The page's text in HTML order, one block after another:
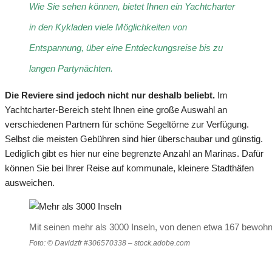
Wie Sie sehen können, bietet Ihnen ein Yachtcharter
in den Kykladen viele Möglichkeiten von
Entspannung, über eine Entdeckungsreise bis zu
langen Partynächten.
Die Reviere sind jedoch nicht nur deshalb beliebt. Im
Yachtcharter-Bereich steht Ihnen eine große Auswahl an
verschiedenen Partnern für schöne Segeltörne zur Verfügung.
Selbst die meisten Gebühren sind hier überschaubar und günstig.
Lediglich gibt es hier nur eine begrenzte Anzahl an Marinas. Dafür
können Sie bei Ihrer Reise auf kommunale, kleinere Stadthäfen
ausweichen.
Mit seinen mehr als 3000 Inseln, von denen etwa 167
Foto: © Davidzfr #306570338 – stock.adobe.com